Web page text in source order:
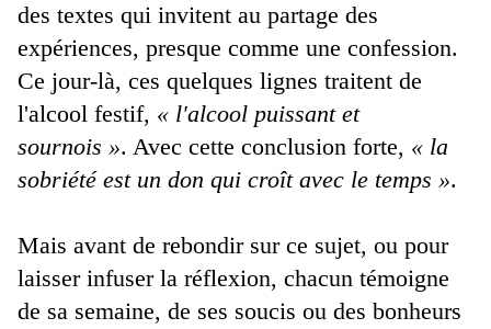
des textes qui invitent au partage des
expériences, presque comme une confession.
Ce jour-là, ces quelques lignes traitent de
l'alcool festif, « l'alcool puissant et
sournois ». Avec cette conclusion forte, « la
sobriété est un don qui croît avec le temps ».
Mais avant de rebondir sur ce sujet, ou pour
laisser infuser la réflexion, chacun témoigne
de sa semaine, de ses soucis ou des bonheurs